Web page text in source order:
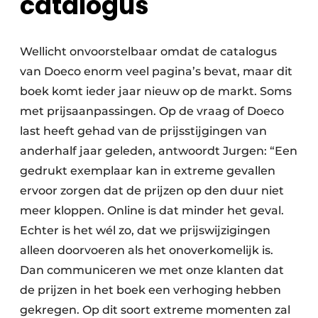
Wellicht onvoorstelbaar omdat de catalogus
van Doeco enorm veel pagina’s bevat, maar dit
boek komt ieder jaar nieuw op de markt. Soms
met prijsaanpassingen. Op de vraag of Doeco
last heeft gehad van de prijsstijgingen van
anderhalf jaar geleden, antwoordt Jurgen: “Een
gedrukt exemplaar kan in extreme gevallen
ervoor zorgen dat de prijzen op den duur niet
meer kloppen. Online is dat minder het geval.
Echter is het wél zo, dat we prijswijzigingen
alleen doorvoeren als het onoverkomelijk is.
Dan communiceren we met onze klanten dat
de prijzen in het boek een verhoging hebben
gekregen. Op dit soort extreme momenten zal